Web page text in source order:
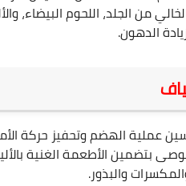
من الجلد، اللحوم البيضاء،
الدهون.
عملية الهضم وتحفيز حركة
بتضمين الأطعمة الغنية
والبذور.